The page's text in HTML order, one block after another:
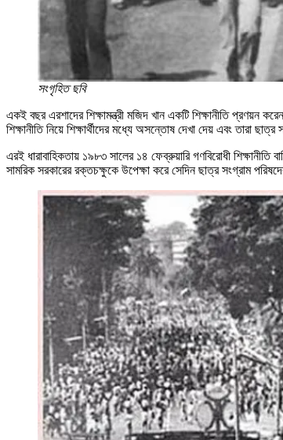
সংগৃহিত ছবি
একই বছর এরশাদের শিক্ষামন্ত্রী মজিদ খান একটি শিক্ষানীতি প্রণয়ন
শিক্ষানীতি নিয়ে শিক্ষার্থীদের মধ্যে অসন্তোষ দেখা দেয় এবং তারা
এরই ধারাবাহিকতায় ১৯৮৩ সালের ১৪ ফেব্রুয়ারি গণবিরোধী শিক্ষানীতি
সামরিক সরকারের রক্তচক্ষুকে উপেক্ষা করে সেদিন ছাত্র সংগ্রাম